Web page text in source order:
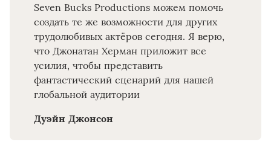
Seven Bucks Productions можем помочь
создать те же возможности для других
трудолюбивых актёров сегодня. Я верю,
что Джонатан Херман приложит все
усилия, чтобы представить
фантастический сценарий для нашей
глобальной аудитории
Дуэйн Джонсон